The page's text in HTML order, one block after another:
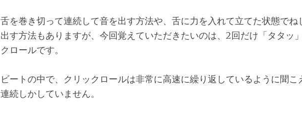
舌を巻き切って連続して音を出す方法や、舌に力を入れて立てた状態でね
出す方法もありますが、今回覚えていただきたいのは、2回だけ「タタッ
クロールです。
ビートの中で、クリックロールは非常に高速に繰り返しているように聞こ
連続しかしていません。